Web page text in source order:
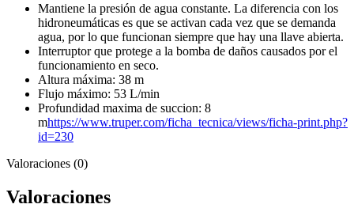
Mantiene la presión de agua constante. La diferencia con los
hidroneumáticas es que se activan cada vez que se demanda
agua, por lo que funcionan siempre que hay una llave abierta.
Interruptor que protege a la bomba de daños causados por el
funcionamiento en seco.
Altura máxima: 38 m
Flujo máximo: 53 L/min
Profundidad maxima de succion: 8
mhttps://www.truper.com/ficha_tecnica/views/ficha-print.php?
id=230
Valoraciones (0)
Valoraciones